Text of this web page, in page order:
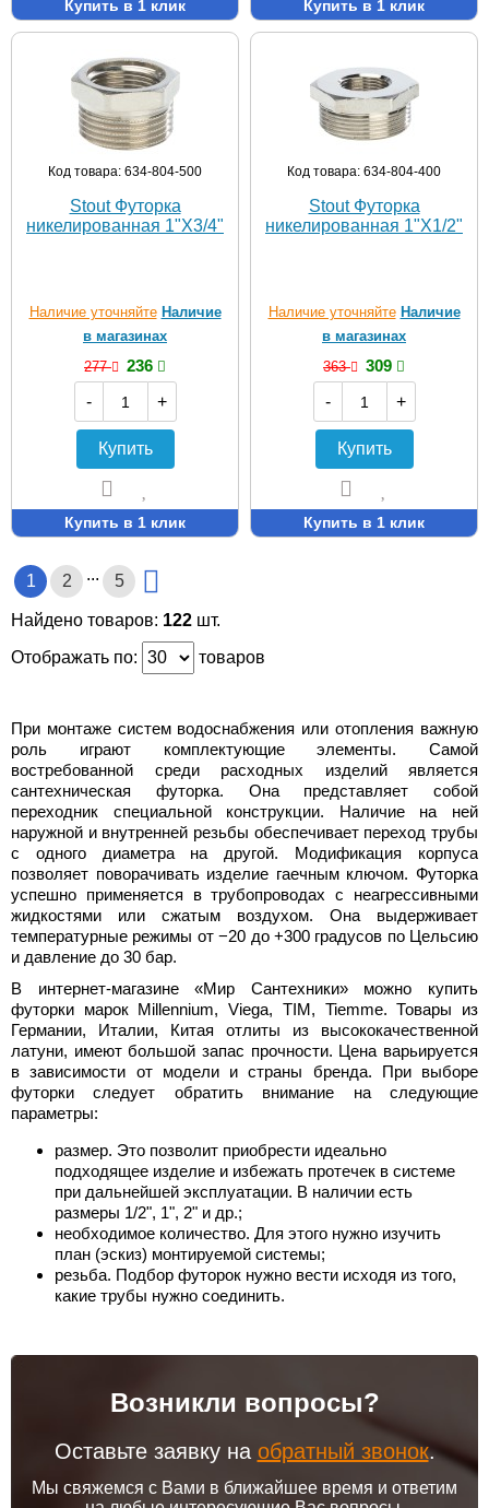
Купить в 1 клик Купить в 1 клик
Код товара: 634-804-500
Stout Футорка
никелированная 1"X3/4"
Наличие уточняйте Наличие
в магазинах
277
236
-
+
Купить
Купить в 1 клик
Код товара: 634-804-400
Stout Футорка
никелированная 1"X1/2"
Наличие уточняйте Наличие
в магазинах
363
309
-
+
Купить
Купить в 1 клик
1 2 ... 5
Найдено товаров: 122 шт.
Отображать по:
товаров
При монтаже систем водоснабжения или отопления важную
роль играют комплектующие элементы. Самой
востребованной среди расходных изделий является
сантехническая футорка. Она представляет собой
переходник специальной конструкции. Наличие на ней
наружной и внутренней резьбы обеспечивает переход трубы
с одного диаметра на другой. Модификация корпуса
позволяет поворачивать изделие гаечным ключом. Футорка
успешно применяется в трубопроводах с неагрессивными
жидкостями или сжатым воздухом. Она выдерживает
температурные режимы от −20 до +300 градусов по Цельсию
и давление до 30 бар.
В интернет-магазине «Мир Сантехники» можно купить
футорки марок Millennium, Viega, TIM, Tiemme. Товары из
Германии, Италии, Китая отлиты из высококачественной
латуни, имеют большой запас прочности. Цена варьируется
в зависимости от модели и страны бренда. При выборе
футорки следует обратить внимание на следующие
параметры:
размер. Это позволит приобрести идеально
подходящее изделие и избежать протечек в системе
при дальнейшей эксплуатации. В наличии есть
размеры 1/2", 1", 2" и др.;
необходимое количество. Для этого нужно изучить
план (эскиз) монтируемой системы;
резьба. Подбор футорок нужно вести исходя из того,
какие трубы нужно соединить.
Возникли вопросы?
Оставьте заявку на обратный звонок.
Мы свяжемся с Вами в ближайшее время и ответим